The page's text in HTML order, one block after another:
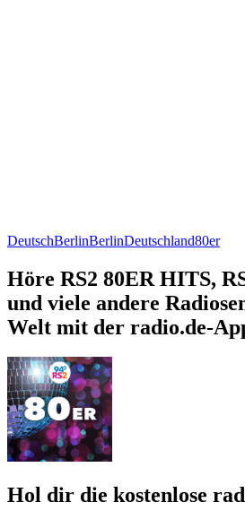
DeutschBerlinBerlinDeutschland80er
Höre RS2 80ER HITS,
und viele andere
Welt mit der radio.de-
Hol dir die kostenlose